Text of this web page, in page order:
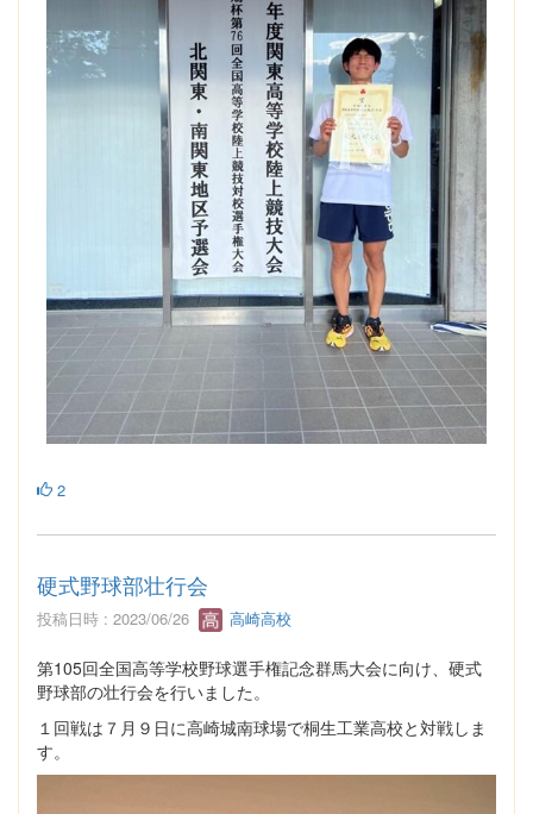
2
硬式野球部壮行会
投稿日時 : 2023/06/26 高崎高校
第105回全国高等学校野球選手権記念群馬大会に向け、硬式
野球部の壮行会を行いました。
１回戦は７月９日に高崎城南球場で桐生工業高校と対戦しま
す。